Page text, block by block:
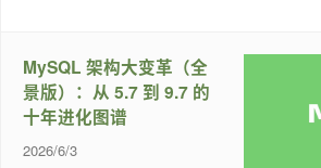
MySQL 架构大变革（全
景版）：从 5.7 到 9.7 的
十年进化图谱
2026/6/3